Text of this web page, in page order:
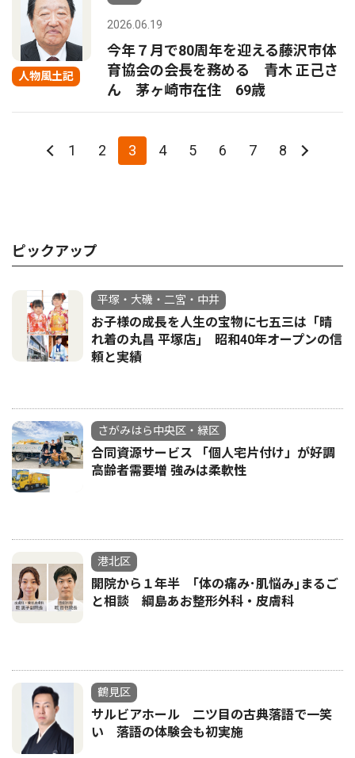
人物風土記
2026.06.19
今年７月で80周年を迎える藤沢市体
育協会の会長を務める 青木 正己さ
ん 茅ヶ崎市在住 69歳
1 2 3 4 5 6 7 8
ピックアップ
平塚・大磯・二宮・中井
お子様の成長を人生の宝物に七五三は「晴
れ着の丸昌 平塚店｣ 昭和40年オープンの信
頼と実績
さがみはら中央区・緑区
合同資源サービス 「個人宅片付け」が好調
高齢者需要増 強みは柔軟性
港北区
開院から１年半 ｢体の痛み･肌悩み｣まるご
と相談 綱島あお整形外科・皮膚科
鶴見区
サルビアホール 二ツ目の古典落語で一笑
い 落語の体験会も初実施